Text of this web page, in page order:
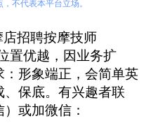
不代表本平台立场。
招聘按摩技师
置优越，因业务扩
形象端正，会简单英
保底。有兴趣者联
或加微信：